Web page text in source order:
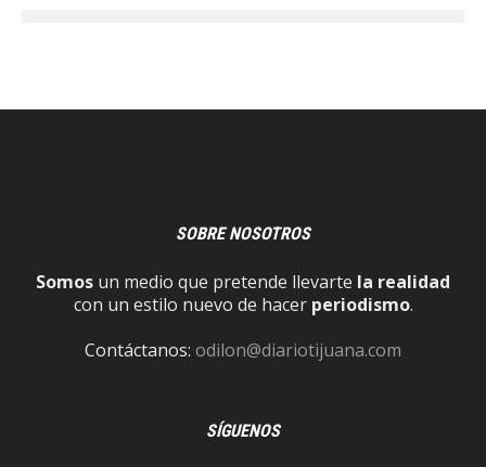
SOBRE NOSOTROS
Somos un medio que pretende llevarte la realidad
con un estilo nuevo de hacer periodismo.
Contáctanos: odilon@diariotijuana.com
SÍGUENOS